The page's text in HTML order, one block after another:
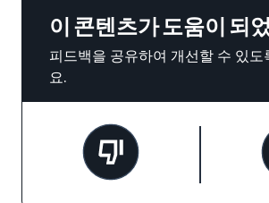
이 콘텐츠가 도움이 되
피드백을 공유하여 개선할 수 있도
요.